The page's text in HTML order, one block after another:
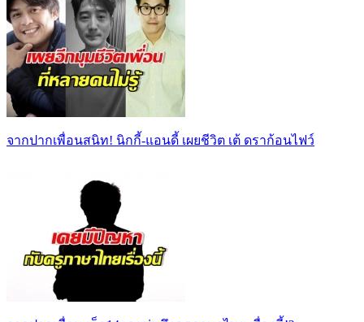
จากปากเพื่อนสนิท! นิกกี้-แอนดี้ เผยชีวิต เต้ ดราก้อนไฟว์